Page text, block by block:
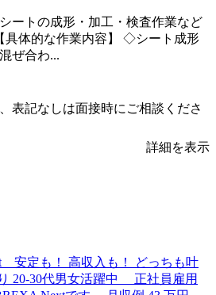
ートの成形・加工・検査作業など
体的な作業内容】 ◇シート成形
ぜ合わ...
表記なしは面接時にご相談くださ
詳細を表示